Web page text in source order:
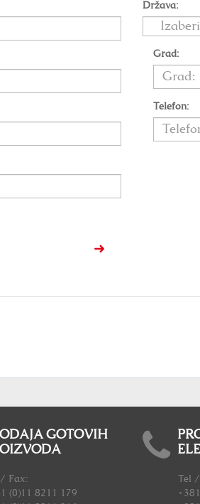
Država:
Grad:
Telefon:
GOTOVIH
/ Fax:
(0)11 8211 179
Tel